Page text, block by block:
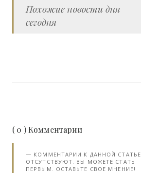
Похожие новости дня
сегодня
( 0 ) Комментарии
КОММЕНТАРИИ К ДАННОЙ СТАТЬЕ
ОТСУТСТВУЮТ. ВЫ МОЖЕТЕ СТАТЬ
ПЕРВЫМ. ОСТАВЬТЕ СВОЕ МНЕНИЕ!